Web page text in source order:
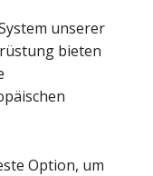
unserer
bieten
Option, um